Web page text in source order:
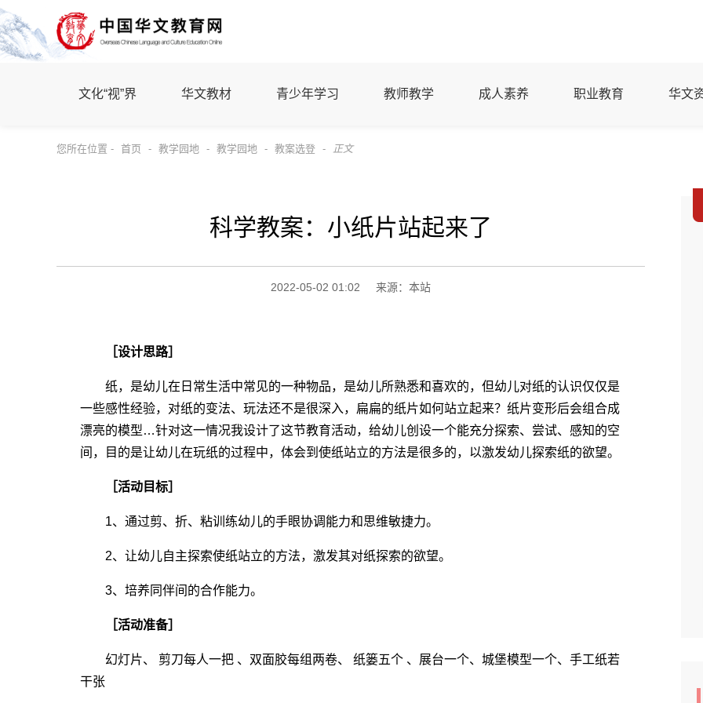
文化“视”界 华文教材 青少年学习 教师教学 成人素养 职业教育 华文
您所在位置 - 首页 - 教学园地 - 教学园地 - 教案选登 - 正文
科学教案：小纸片站起来了
2022-05-02 01:02 来源：本站
［设计思路］
纸，是幼儿在日常生活中常见的一种物品，是幼儿所熟悉和喜欢的，但幼儿对纸的认识仅仅是
一些感性经验，对纸的变法、玩法还不是很深入，扁扁的纸片如何站立起来？纸片变形后会组合成
漂亮的模型…针对这一情况我设计了这节教育活动，给幼儿创设一个能充分探索、尝试、感知的空
间，目的是让幼儿在玩纸的过程中，体会到使纸站立的方法是很多的，以激发幼儿探索纸的欲望。
［活动目标］
1、通过剪、折、粘训练幼儿的手眼协调能力和思维敏捷力。
2、让幼儿自主探索使纸站立的方法，激发其对纸探索的欲望。
3、培养同伴间的合作能力。
［活动准备］
幻灯片、 剪刀每人一把 、双面胶每组两卷、 纸篓五个 、展台一个、城堡模型一个、手工纸若
干张